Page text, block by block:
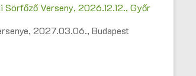
Sörfőző Verseny, 2026.12.12., Győr
2027.03.06., Budapest